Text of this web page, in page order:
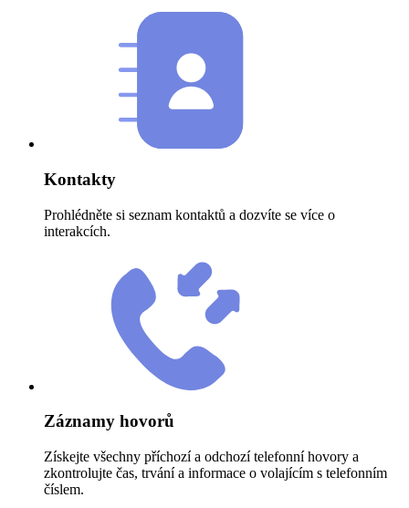
Kontakty
Prohlédněte si seznam kontaktů a dozvíte se více o
interakcích.
Záznamy hovorů
Získejte všechny příchozí a odchozí telefonní hovory a
zkontrolujte čas, trvání a informace o volajícím s telefonním
číslem.